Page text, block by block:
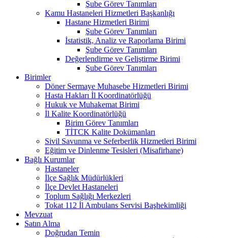
Şube Görev Tanımları
Kamu Hastaneleri Hizmetleri Başkanlığı
Hastane Hizmetleri Birimi
Şube Görev Tanımları
İstatistik, Analiz ve Raporlama Birimi
Şube Görev Tanımları
Değerlendirme ve Geliştirme Birimi
Şube Görev Tanımları
Birimler
Döner Sermaye Muhasebe Hizmetleri Birimi
Hasta Hakları İl Koordinatörlüğü
Hukuk ve Muhakemat Birimi
İl Kalite Koordinatörlüğü
Birim Görev Tanımları
TİTCK Kalite Dokümanları
Sivil Savunma ve Seferberlik Hizmetleri Birimi
Eğitim ve Dinlenme Tesisleri (Misafirhane)
Bağlı Kurumlar
Hastaneler
İlçe Sağlık Müdürlükleri
İlçe Devlet Hastaneleri
Toplum Sağlığı Merkezleri
Tokat 112 İl Ambulans Servisi Başhekimliği
Mevzuat
Satın Alma
Doğrudan Temin